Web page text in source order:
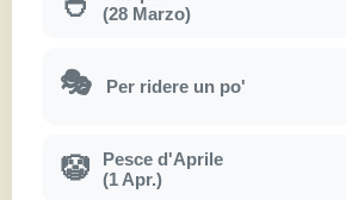
(28 Marzo)
🎭 Per ridere un po'
🤡
Pesce d'Aprile
(1 Apr.)